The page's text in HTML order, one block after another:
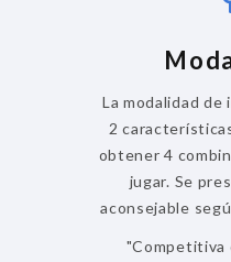
La modalidad
2
obtener 4
jugar. Se
aconsejable
"Competitiva